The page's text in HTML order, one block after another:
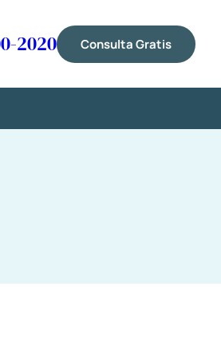
2020 Consulta Gratis